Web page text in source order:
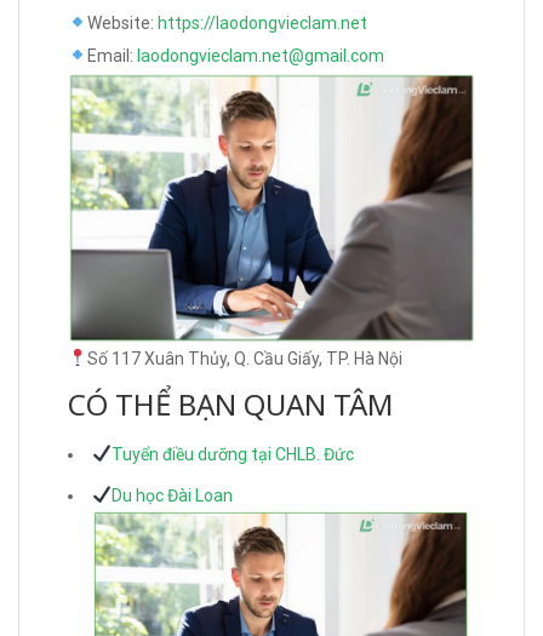
Website: https://laodongvieclam.net
Email: laodongvieclam.net@gmail.com
Số 117 Xuân Thủy, Q. Cầu Giấy, TP. Hà Nội
CÓ THỂ BẠN QUAN TÂM
Tuyển điều dưỡng tại CHLB. Đức
Du học Đài Loan